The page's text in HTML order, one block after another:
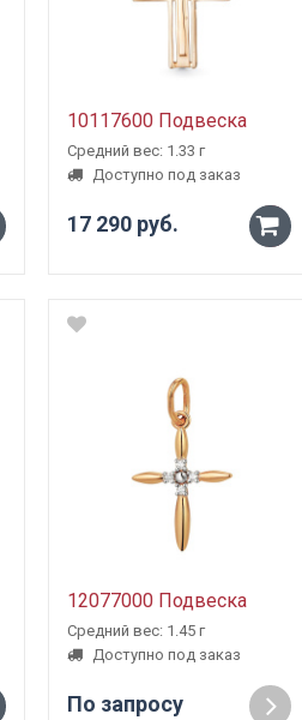
10117600 Подвеска
Средний вес: 1.33 г
Доступно под заказ
17 290 руб. -
12077000 Подвеска
Средний вес: 1.45 г
Доступно под заказ
По запросу